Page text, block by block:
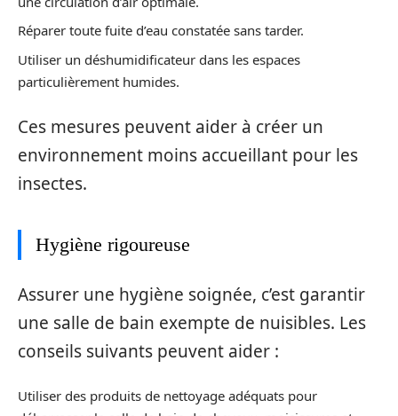
Réparer toute fuite d’eau constatée sans tarder.
Utiliser un déshumidificateur dans les espaces
particulièrement humides.
Ces mesures peuvent aider à créer un
environnement moins accueillant pour les
insectes.
Hygiène rigoureuse
Assurer une hygiène soignée, c’est garantir
une salle de bain exempte de nuisibles. Les
conseils suivants peuvent aider :
Utiliser des produits de nettoyage adéquats pour